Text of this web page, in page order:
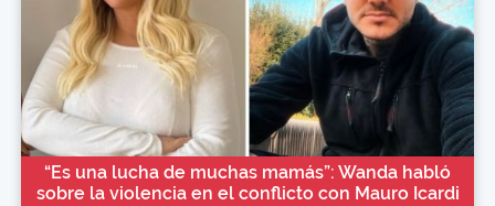
“Es una lucha de muchas mamás”: Wanda habló
sobre la violencia en el conflicto con Mauro Icardi